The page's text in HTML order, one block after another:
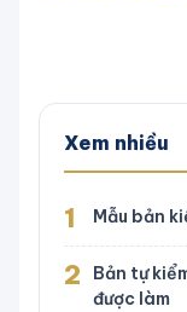
Xem nhiều
1 Mẫu bản
2
Bản tự
được làm